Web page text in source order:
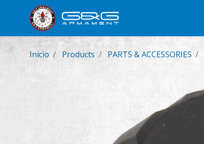
Inicio Products PARTS & ACCESSORIES